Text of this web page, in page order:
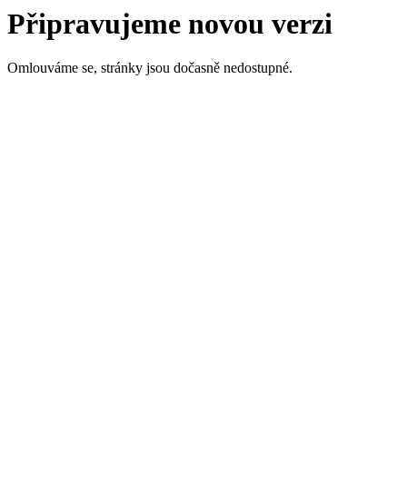
Připravujeme novou verzi
Omlouváme se, stránky jsou dočasně nedostupné.